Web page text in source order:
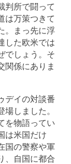
判所で闘って
は万策つきて
。まっ先に浮
した欧米では
でしょう。そ
関係にありま
デイの対談番
しました。
を物語ってい
は米国だけ
国の警察や軍
、自国に都合